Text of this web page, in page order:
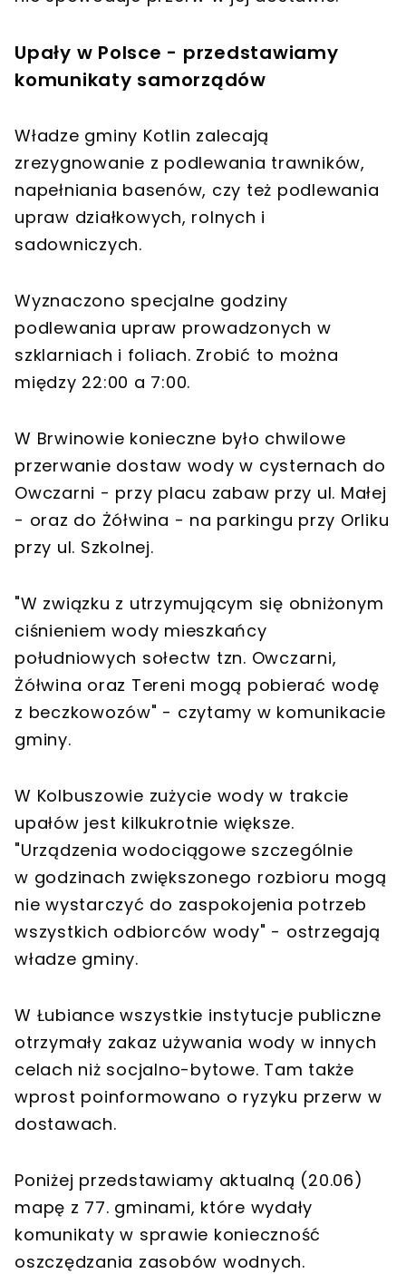
Upały w Polsce - przedstawiamy
komunikaty samorządów
Władze gminy Kotlin zalecają
zrezygnowanie z podlewania trawników,
napełniania basenów, czy też podlewania
upraw działkowych, rolnych i
sadowniczych.
Wyznaczono specjalne godziny
podlewania upraw prowadzonych w
szklarniach i foliach. Zrobić to można
między 22:00 a 7:00.
W Brwinowie konieczne było chwilowe
przerwanie dostaw wody w cysternach do
Owczarni - przy placu zabaw przy ul. Małej
- oraz do Żółwina - na parkingu przy Orliku
przy ul. Szkolnej.
"W związku z utrzymującym się obniżonym
ciśnieniem wody mieszkańcy
południowych sołectw tzn. Owczarni,
Żółwina oraz Tereni mogą pobierać wodę
z beczkowozów" - czytamy w komunikacie
gminy.
W Kolbuszowie zużycie wody w trakcie
upałów jest kilkukrotnie większe.
"Urządzenia wodociągowe szczególnie
w godzinach zwiększonego rozbioru mogą
nie wystarczyć do zaspokojenia potrzeb
wszystkich odbiorców wody" - ostrzegają
władze gminy.
W Łubiance wszystkie instytucje publiczne
otrzymały zakaz używania wody w innych
celach niż socjalno-bytowe. Tam także
wprost poinformowano o ryzyku przerw w
dostawach.
Poniżej przedstawiamy aktualną (20.06)
mapę z 77. gminami, które wydały
komunikaty w sprawie konieczność
oszczędzania zasobów wodnych.